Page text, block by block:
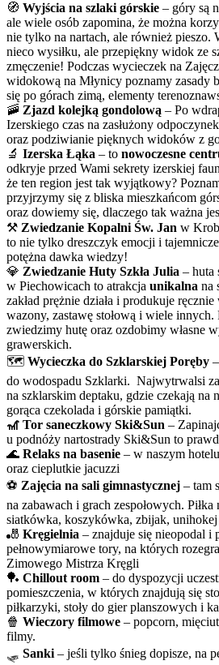
🧭 Wyjścia na szlaki górskie – góry są
ale wiele osób zapomina, że można
nie tylko na nartach, ale również pieszo.
nieco wysiłku, ale przepiękny widok ze
zmęczenie! Podczas wycieczek na
widokową na Młynicy poznamy zasady
się po górach zimą, elementy
🚠 Zjazd kolejką gondolową – Po
Izerskiego czas na zasłużony
oraz podziwianie pięknych widoków z
🔬 Izerska Łąka – to nowoczesne
odkryje przed Wami sekrety izerskiej
że ten region jest tak wyjątkowy?
przyjrzymy się z bliska mieszkańcom
oraz dowiemy się, dlaczego tak ważna
⚒️ Zwiedzanie Kopalni Św. Jan w
to nie tylko dreszczyk emocji i
potężna dawka wiedzy!
💎 Zwiedzanie Huty Szkła Julia – huta
w Piechowicach to atrakcja unikalna na
zakład prężnie działa i produkuje
wazony, zastawę stołową i wiele
zwiedzimy hutę oraz ozdobimy własne
grawerskich.
🗺️ Wycieczka do Szklarskiej Poręby
do wodospadu Szklarki. Najwytrwalsi
na szklarskim deptaku, gdzie czekają na
gorąca czekolada i górskie pamiątki.
🎢 Tor saneczkowy Ski&Sun –
u podnóży nartostrady Ski&Sun to
🌊 Relaks na basenie – w naszym
oraz cieplutkie jacuzzi
⚽ Zajęcia na sali gimnastycznej – tam
na zabawach i grach zespołowych. Piłka
siatkówka, koszykówka, zbijak,
🎳 Kręgielnia – znajduje się nieopodal i
pełnowymiarowe tory, na których
Zimowego Mistrza Kręgli
🏓 Chillout room – do dyspozycji
pomieszczenia, w których znajdują się
piłkarzyki, stoły do gier planszowych i
🍿 Wieczory filmowe – popcorn,
filmy.
🛷 Sanki – jeśli tylko śnieg dopisze, na